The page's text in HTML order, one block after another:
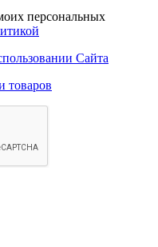
персональных
Сайта
товаров